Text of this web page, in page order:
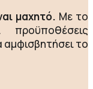
μαχητό. Με το
προϋποθέσεις
το